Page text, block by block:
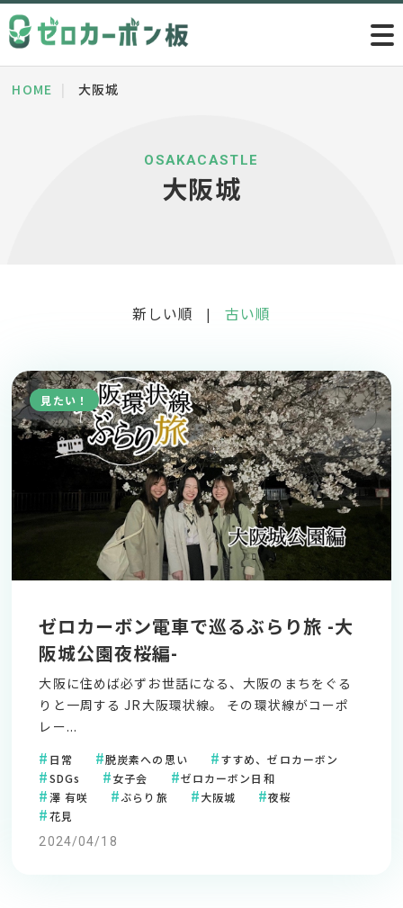
HOME 大阪城
OSAKACASTLE
大阪城
新しい順 | 古い順
見たい！
ゼロカーボン電車で巡るぶらり旅 -大
阪城公園夜桜編-
大阪に住めば必ずお世話になる、大阪のまちをぐる
りと一周する JR大阪環状線。 その環状線がコーポ
レー...
日常 脱炭素への思い
すすめ、ゼロカーボン
SDGs
女子会
ゼロカーボン日和
澤 有咲
ぶらり旅 大阪城
夜桜
花見
2024/04/18